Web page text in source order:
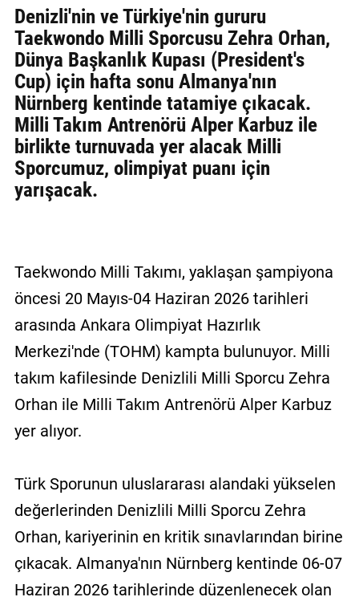
BİZE
ULAŞIN
Künye
İletişim
Gizlilik
Politikası
Denizli'nin ve Türkiye'nin gururu
Taekwondo Milli Sporcusu Zehra Orhan,
Dünya Başkanlık Kupası (President's
Cup) için hafta sonu Almanya'nın
Nürnberg kentinde tatamiye çıkacak.
Milli Takım Antrenörü Alper Karbuz ile
birlikte turnuvada yer alacak Milli
Sporcumuz, olimpiyat puanı için
yarışacak.
Taekwondo Milli Takımı, yaklaşan şampiyona
öncesi 20 Mayıs-04 Haziran 2026 tarihleri
arasında Ankara Olimpiyat Hazırlık
Merkezi'nde (TOHM) kampta bulunuyor. Milli
takım kafilesinde Denizlili Milli Sporcu Zehra
Orhan ile Milli Takım Antrenörü Alper Karbuz
yer alıyor.
Türk Sporunun uluslararası alandaki yükselen
değerlerinden Denizlili Milli Sporcu Zehra
Orhan, kariyerinin en kritik sınavlarından birine
çıkacak. Almanya'nın Nürnberg kentinde 06-07
Haziran 2026 tarihlerinde düzenlenecek olan